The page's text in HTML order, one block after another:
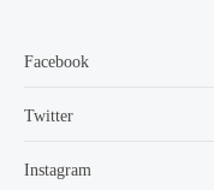
Facebook
Twitter
Instagram